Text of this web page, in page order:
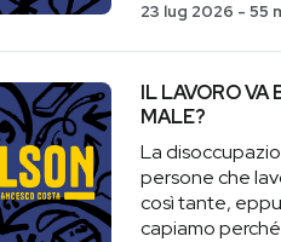
23 lug 2026 - 55
IL LAVORO VA
MALE?
La
persone che
così tante,
capiamo